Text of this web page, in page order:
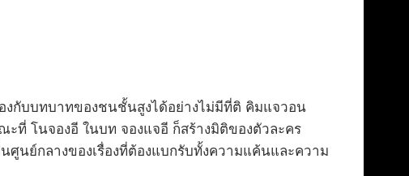
กับบทบาทของชนชั้นสูงได้อย่างไม่มีที่ติ คิมแจวอน
ที่ โนจองอี ในบท จองแจอี ก็สร้างมิติของตัวละคร
ศูนย์กลางของเรื่องที่ต้องแบกรับทั้งความแค้นและความ